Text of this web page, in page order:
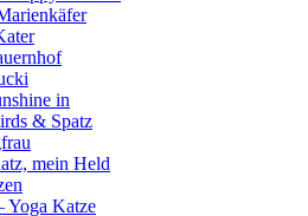
in
& Spatz
mein Held
Yoga Katze